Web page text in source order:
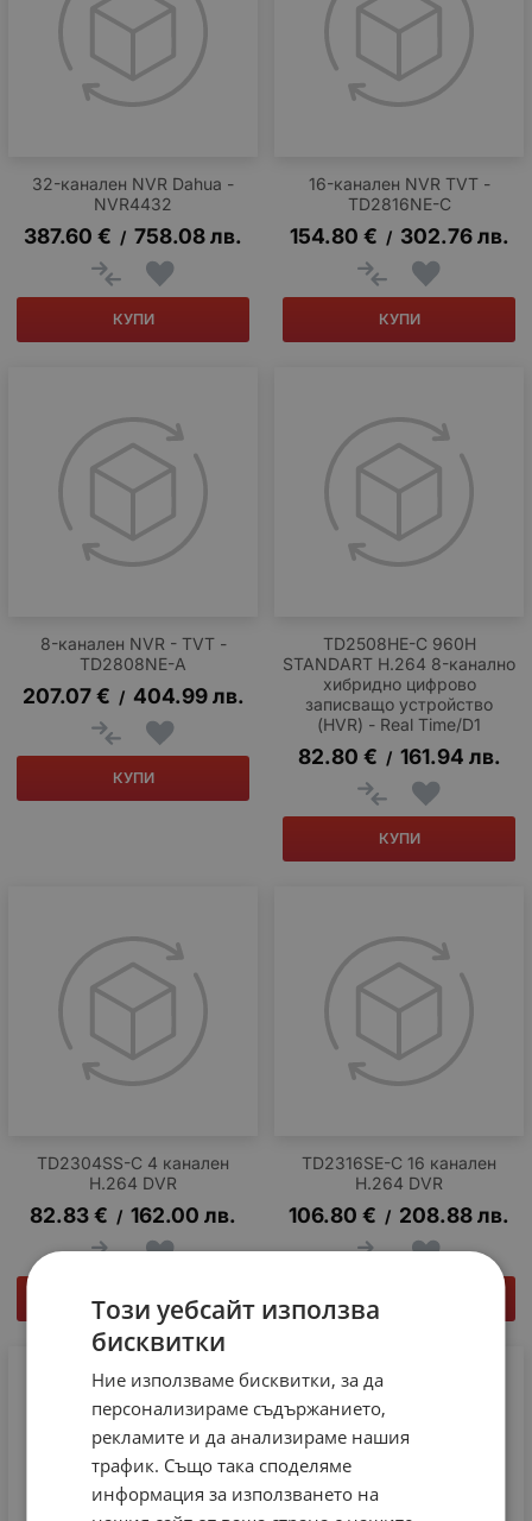
32-канален NVR Dahua -
NVR4432
387.60 € / 758.08лв.
КУПИ
16-канален NVR TVT -
TD2816NE-C
154.80 € / 302.76 лв.
КУПИ
8-канален NVR - TVT -
TD2808NE-A
207.07 € / 404.99 лв.
КУПИ
TD2508HE-C 960H
STANDART H.264 8-канално
хибридно цифрово
записващо устройство
(HVR) - Real Time/D1
82.80 € / 161.94 лв.
КУПИ
TD2304SS-C 4 канален
H.264 DVR
82.83€ / 162.00 лв.
TD2316SE-C 16 канален
H.264 DVR
106.80 € / 208.88лв.
Този уебсайт използва
бисквитки
Ние използваме бисквитки, за да
персонализираме съдържанието,
рекламите и да анализираме нашия
трафик. Също така споделяме
информация за използването на